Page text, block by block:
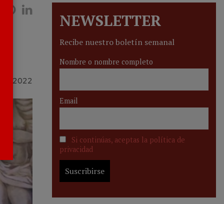
2022
NEWSLETTER
Recibe nuestro boletín semanal
Nombre o nombre completo
Email
Si continúas, aceptas la política de
privacidad